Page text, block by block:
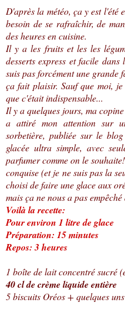
D'après la météo, ça y est l'été
besoin de se rafraîchir, de
des heures en cuisine.
Il y a les fruits et les les
desserts express et facile
suis pas forcément une grande
ça fait plaisir. Sauf que moi,
que c'était indispensable...
Il y a quelques jours, ma
a attiré mon attention sur
sorbetière, publiée sur le
glacée ultra simple, avec
parfumer comme on le
conquise (et je ne suis pas la
choisi de faire une glace aux
mais ça ne nous a pas
Voilà la recette:
Pour environ 1 litre de glace
Préparation: 15 minutes
Repos: 3 heures
1 boîte de lait concentré sucré
40 cl de crème liquide entière
5 biscuits Oréos + quelques